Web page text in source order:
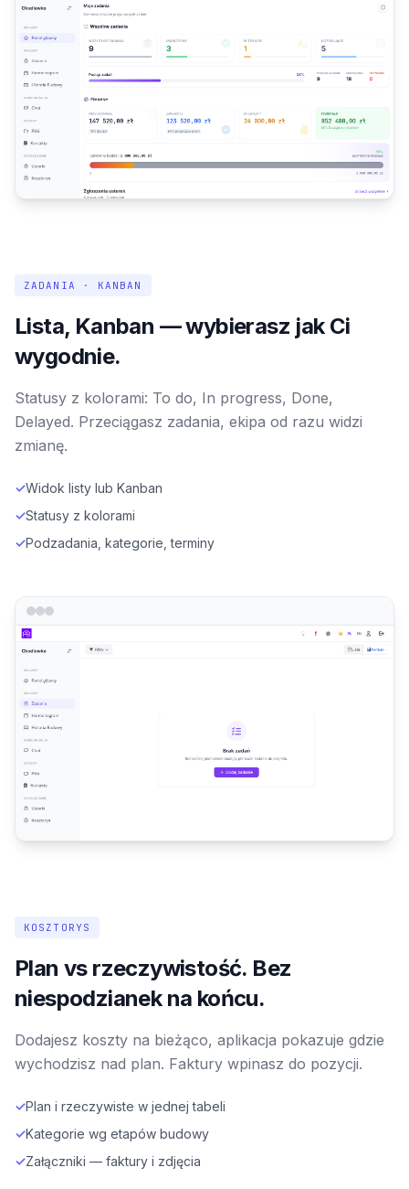
ZADANIA · KANBAN
Lista, Kanban — wybierasz jak Ci
wygodnie.
Statusy z kolorami: To do, In progress, Done,
Delayed. Przeciągasz zadania, ekipa od razu widzi
zmianę.
✓Widok listy lub Kanban
✓Statusy z kolorami
✓Podzadania, kategorie, terminy
KOSZTORYS
Plan vs rzeczywistość. Bez
niespodzianek na końcu.
Dodajesz koszty na bieżąco, aplikacja pokazuje gdzie
wychodzisz nad plan. Faktury wpinasz do pozycji.
✓Plan i rzeczywiste w jednej tabeli
✓Kategorie wg etapów budowy
✓Załączniki — faktury i zdjęcia